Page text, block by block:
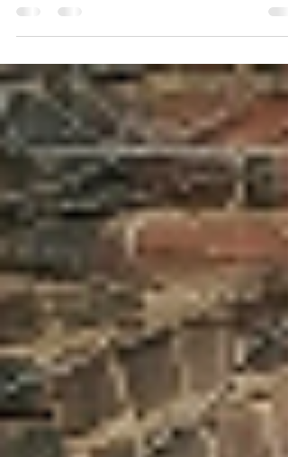
Las decisiones que tomemos ahora
repercutirán radicalmente en el desarrollo y
crecimiento de la compañía.